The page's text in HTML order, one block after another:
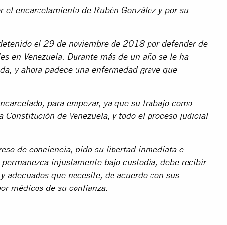
el encarcelamiento de Rubén González y por su
el 29 de noviembre de 2018 por defender de
en Venezuela. Durante más de un año se le ha
y ahora padece una enfermedad grave que
para empezar, ya que su trabajo como
Constitución de Venezuela, y todo el proceso judicial
de conciencia, pido su libertad inmediata e
injustamente bajo custodia, debe recibir
adecuados que necesite, de acuerdo con sus
médicos de su confianza.